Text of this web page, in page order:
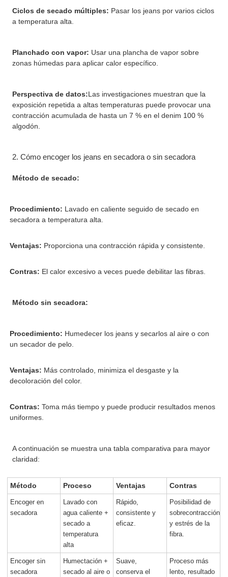
Ciclos de secado múltiples: Pasar los jeans por varios ciclos
a temperatura alta.
Planchado con vapor: Usar una plancha de vapor sobre
zonas húmedas para aplicar calor específico.
Perspectiva de datos:Las investigaciones muestran que la
exposición repetida a altas temperaturas puede provocar una
contracción acumulada de hasta un 7 % en el denim 100 %
algodón.
2. Cómo encoger los jeans en secadora o sin secadora
Método de secado:
Procedimiento: Lavado en caliente seguido de secado en
secadora a temperatura alta.
Ventajas: Proporciona una contracción rápida y consistente.
Contras: El calor excesivo a veces puede debilitar las fibras.
Método sin secadora:
Procedimiento: Humedecer los jeans y secarlos al aire o con
un secador de pelo.
Ventajas: Más controlado, minimiza el desgaste y la
decoloración del color.
Contras: Toma más tiempo y puede producir resultados menos
uniformes.
A continuación se muestra una tabla comparativa para mayor
claridad:
Método Proceso Ventajas Contras
Encoger en
secadora
Lavado con
agua caliente +
secado a
temperatura
alta
Rápido,
consistente y
eficaz.
Posibilidad de
sobrecontracción
y estrés de la
fibra.
Encoger sin
secadora
Humectación +
secado al aire o
Suave,
conserva el
Proceso más
lento, resultado